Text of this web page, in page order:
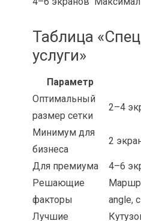
Таблица
услуги»
Параметр
Оптимальный
размер сетки
2–4
Минимум для
бизнеса
2
Для премиума
4–6
Решающие
факторы
angle,
Лучшие